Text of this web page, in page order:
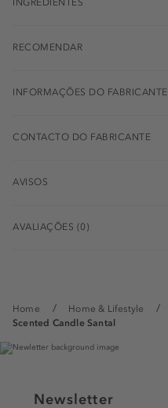
Home Home & Lifestyle
Scented Candle Santal
INGREDIENTES
RECOMENDAR
INFORMAÇÕES DO FABRICANTE
CONTACTO DO FABRICANTE
AVISOS
AVALIAÇÕES (0)
Newsletter